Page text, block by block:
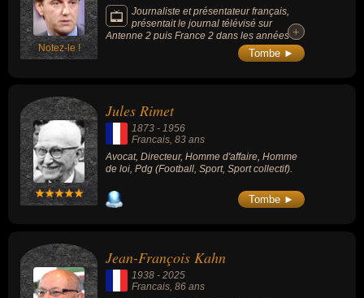
Notez-le !
Journaliste et présentateur français,
présentait le journal télévisé sur
Antenne 2 puis France 2 dans les années
1980, 1990, et 2000. Il est ensuite directeur
des sports de France Télévisions de 2005 à
+
+
Tombe ►
Jules Rimet
1873 - 1956
Francais, 83 ans
Avocat, Directeur, Homme d'affaire, Homme
de loi, Pdg (Football, Sport, Sport collectif).
Tombe ►
Jean-François Kahn
1938 - 2025
Francais, 86 ans